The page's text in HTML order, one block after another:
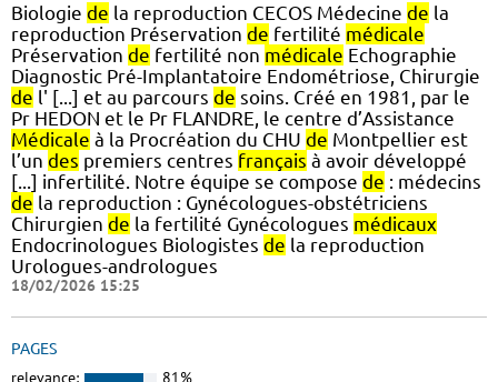
Biologie de la reproduction CECOS Médecine de la
reproduction Préservation de fertilité médicale
Préservation de fertilité non médicale Echographie
Diagnostic Pré-Implantatoire Endométriose, Chirurgie
de l' [...] et au parcours de soins. Créé en 1981, par le
Pr HEDON et le Pr FLANDRE, le centre d’Assistance
Médicale à la Procréation du CHU de Montpellier est
l’un des premiers centres français à avoir développé
[...] infertilité. Notre équipe se compose de : médecins
de la reproduction : Gynécologues-obstétriciens
Chirurgien de la fertilité Gynécologues médicaux
Endocrinologues Biologistes de la reproduction
Urologues-andrologues
18/02/2026 15:25
PAGES
relevance: 81%